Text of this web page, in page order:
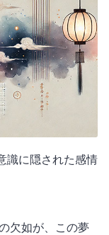
識に隠された感情
欠如が、この夢